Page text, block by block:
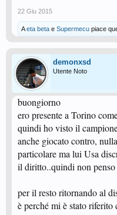
22 Giu 2015
Aeta beta e Supermecu piace
demonxsd
Utente Noto
buongiorno
ero presente a Torino
quindi ho visto il
anche giocato contro,
particolare ma lui Usa
il diritto..quindi non
per il resto ritornando al
è perché mi è stato